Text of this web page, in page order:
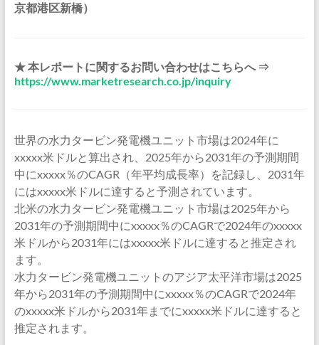
京都港区新橋）
★ 本レポートに関するお問い合わせはこちらへ ⇒
https://www.marketresearch.co.jp/inquiry
世界の水力タービン発電機ユニット市場は2024年に
xxxxx米ドルと算出され、2025年から2031年の予測期間
中にxxxxx％のCAGR（年平均成長率）を記録し、2031年
にはxxxxx米ドルに達すると予測されています。
北米の水力タービン発電機ユニット市場は2025年から
2031年の予測期間中にxxxxx％のCAGRで2024年のxxxxx
米ドルから2031年にはxxxxx米ドルに達すると推定され
ます。
水力タービン発電機ユニットのアジア太平洋市場は2025
年から2031年の予測期間中にxxxxx％のCAGRで2024年
のxxxxx米ドルから2031年までにxxxxx米ドルに達すると
推定されます。